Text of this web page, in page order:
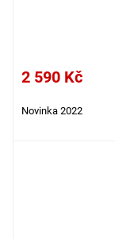
2 590 Kč
Novinka 2022